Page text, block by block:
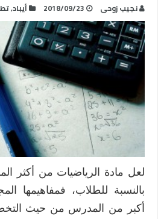
نجيب زوحى 2018/09/23 أيباد,
لعل مادة الرياضيات من أكثر
بالنسبة للطلاب، فمفاهيمها
أكبر من المدرس من حيث